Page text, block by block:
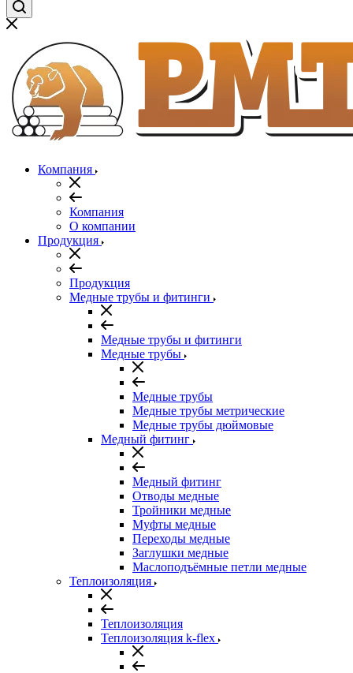
Компания
Компания
О компании
Продукция
Продукция
Медные трубы и фитинги
Медные трубы и фитинги
Медные трубы
Медные трубы
Медные трубы метрические
Медные трубы дюймовые
Медный фитинг
Медный фитинг
Отводы медные
Тройники медные
Муфты медные
Переходы медные
Заглушки медные
Маслоподъёмные петли медные
Теплоизоляция
Теплоизоляция
Теплоизоляция k-flex